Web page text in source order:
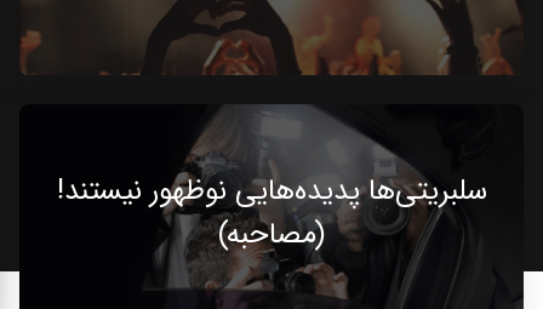
سلبریتی‌ها پدیده‌هایی نوظهور نیستند!
(مصاحبه)